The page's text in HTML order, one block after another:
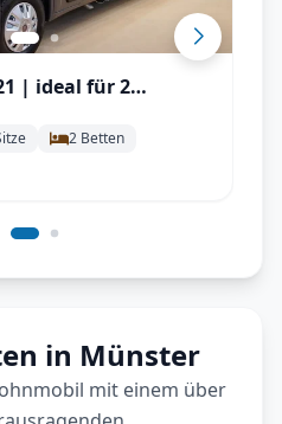
AHK
2 Betten
in Münster
mit einem über